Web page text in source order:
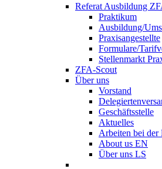
Referat Ausbildung
Praktikum
Ausbildung/
Praxisangestellte
Formulare/
Stellenmarkt
ZFA-Scout
Über uns
Vorstand
Geschäftsstelle
Aktuelles
Arbeiten bei
About us EN
Über uns LS